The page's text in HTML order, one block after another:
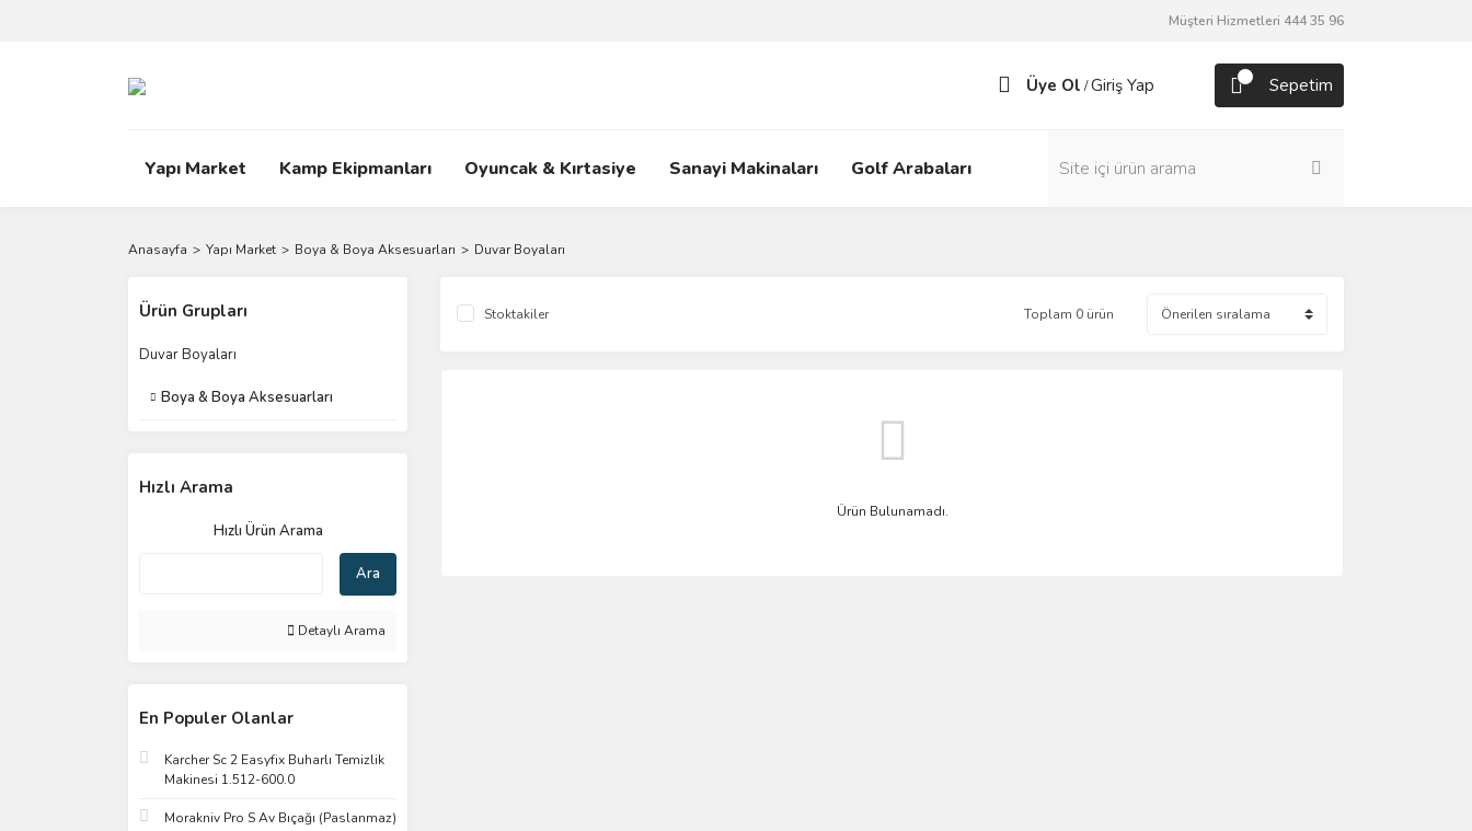
Müşteri Hizmetleri 444 35 96
Üye Ol /Giriş Yap Sepetim
Yapı Market Kamp Ekipmanları Oyuncak & Kırtasiye Sanayi Makinaları Golf Arabaları
Anasayfa Yapı Market Boya & Boya Aksesuarları Duvar Boyaları
Ürün Grupları
Duvar Boyaları
Boya & Boya Aksesuarları
Hızlı Arama
Hızlı Ürün Arama
Ara
Detaylı Arama
En Populer Olanlar
Karcher Sc 2 Easyfix Buharlı Temizlik
Makinesi 1.512-600.0
Morakniv Pro S Av Bıçağı (Paslanmaz)
Stoktakiler Toplam 0 ürün
Ürün Bulunamadı.